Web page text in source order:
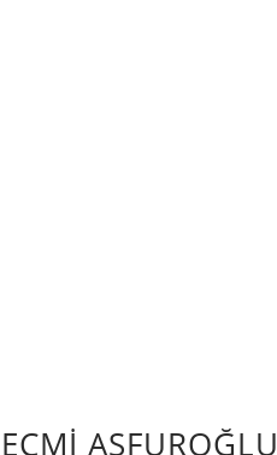
ASFUROĞLU